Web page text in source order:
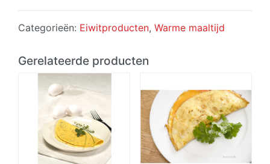
Categorieën: Eiwitproducten, Warme maaltijd
Gerelateerde producten